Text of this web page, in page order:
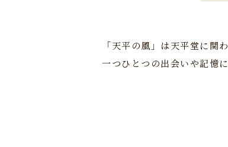
「天平の風」は天平堂に関
一つひとつの出会いや記憶